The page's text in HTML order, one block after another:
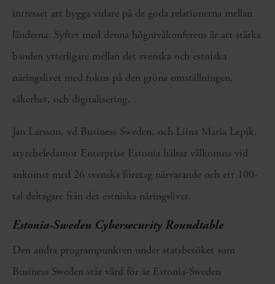
intresset att bygga vidare på de goda relationerna mellan
länderna. Syftet med denna högnivåkonferens är att stärka
banden ytterligare mellan det svenska och estniska
näringslivet med fokus på den gröna omställningen,
säkerhet, och digitalisering.
Jan Larsson, vd Business Sweden, och Liina Maria Lepik,
styrelseledamot Enterprise Estonia hälsar välkomna vid
ankomst med 26 svenska företag närvarande och ett 100-
tal deltagare från det estniska näringslivet.
Estonia-Sweden Cybersecurity Roundtable
Den andra programpunkten under statsbesöket som
Business Sweden står värd för är Estonia-Sweden